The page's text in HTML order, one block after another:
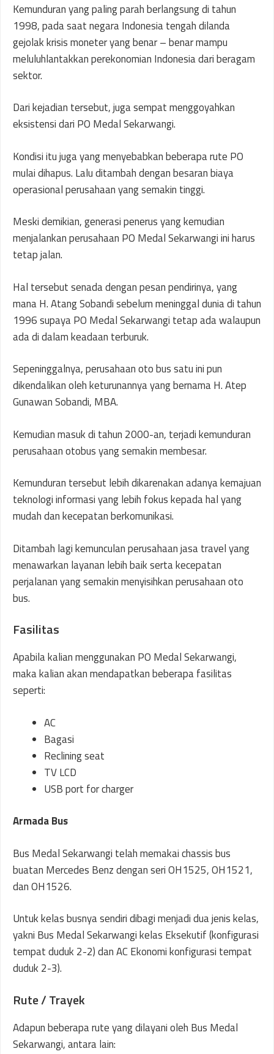
Kemunduran yang paling parah berlangsung di tahun
1998, pada saat negara Indonesia tengah dilanda
gejolak krisis moneter yang benar – benar mampu
meluluhlantakkan perekonomian Indonesia dari beragam
sektor.
Dari kejadian tersebut, juga sempat menggoyahkan
eksistensi dari PO Medal Sekarwangi.
Kondisi itu juga yang menyebabkan beberapa rute PO
mulai dihapus. Lalu ditambah dengan besaran biaya
operasional perusahaan yang semakin tinggi.
Meski demikian, generasi penerus yang kemudian
menjalankan perusahaan PO Medal Sekarwangi ini harus
tetap jalan.
Hal tersebut senada dengan pesan pendirinya, yang
mana H. Atang Sobandi sebelum meninggal dunia di tahun
1996 supaya PO Medal Sekarwangi tetap ada walaupun
ada di dalam keadaan terburuk.
Sepeninggalnya, perusahaan oto bus satu ini pun
dikendalikan oleh keturunannya yang bernama H. Atep
Gunawan Sobandi, MBA.
Kemudian masuk di tahun 2000-an, terjadi kemunduran
perusahaan otobus yang semakin membesar.
Kemunduran tersebut lebih dikarenakan adanya kemajuan
teknologi informasi yang lebih fokus kepada hal yang
mudah dan kecepatan berkomunikasi.
Ditambah lagi kemunculan perusahaan jasa travel yang
menawarkan layanan lebih baik serta kecepatan
perjalanan yang semakin menyisihkan perusahaan oto
bus.
Fasilitas
Apabila kalian menggunakan PO Medal Sekarwangi,
maka kalian akan mendapatkan beberapa fasilitas
seperti:
AC
Bagasi
Reclining seat
TV LCD
USB port for charger
Armada Bus
Bus Medal Sekarwangi telah memakai chassis bus
buatan Mercedes Benz dengan seri OH1525, OH1521,
dan OH1526.
Untuk kelas busnya sendiri dibagi menjadi dua jenis kelas,
yakni Bus Medal Sekarwangi kelas Eksekutif (konfigurasi
tempat duduk 2-2) dan AC Ekonomi konfigurasi tempat
duduk 2-3).
Rute / Trayek
Adapun beberapa rute yang dilayani oleh Bus Medal
Sekarwangi, antara lain: